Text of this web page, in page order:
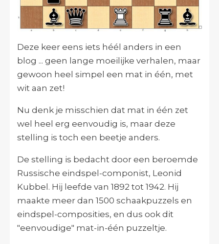
Deze keer eens iets héél anders in een
blog ... geen lange moeilijke verhalen, maar
gewoon heel simpel een mat in één, met
wit aan zet!
Nu denk je misschien dat mat in één zet
wel heel erg eenvoudig is, maar deze
stelling is toch een beetje anders.
De stelling is bedacht door een beroemde
Russische eindspel-componist, Leonid
Kubbel. Hij leefde van 1892 tot 1942. Hij
maakte meer dan 1500 schaakpuzzels en
eindspel-composities, en dus ook dit
"eenvoudige" mat-in-één puzzeltje.